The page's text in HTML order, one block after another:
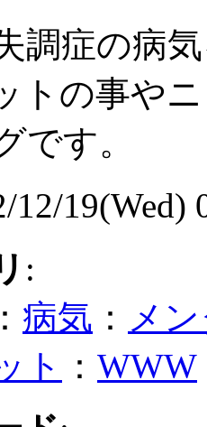
調症の病
トの事や
です。
12/19(Wed)
:
： 病気 ： メ
ト
： WWW